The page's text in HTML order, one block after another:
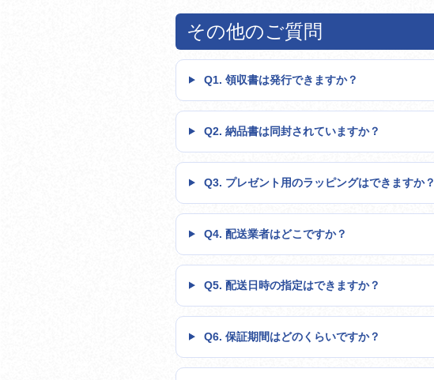
その他のご質問
Q1. 領収書は発行できますか？
Q2. 納品書は同封されていますか？
Q3. プレゼント用のラッピングはできますか？
Q4. 配送業者はどこですか？
Q5. 配送日時の指定はできますか？
Q6. 保証期間はどのくらいですか？